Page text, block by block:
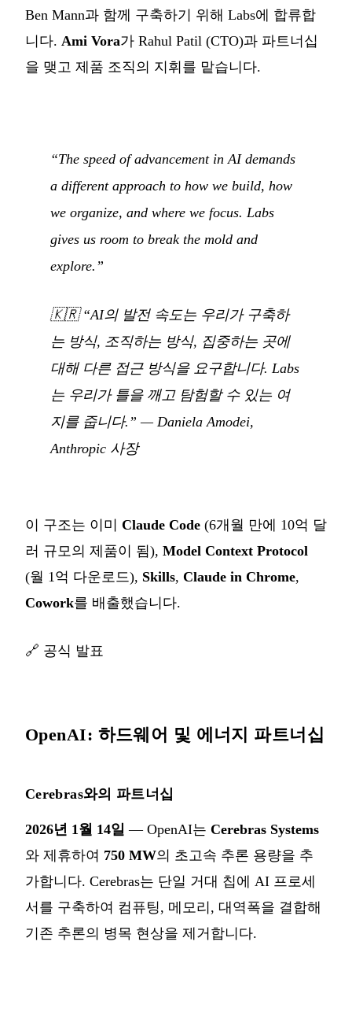
Ben Mann과 함께 구축하기 위해 Labs에 합류합
니다. Ami Vora가 Rahul Patil (CTO)과 파트너십
을 맺고 제품 조직의 지휘를 맡습니다.
“The speed of advancement in AI demands
a different approach to how we build, how
we organize, and where we focus. Labs
gives us room to break the mold and
explore.”
🇰🇷“AI의 발전 속도는 우리가 구축하
는 방식, 조직하는 방식, 집중하는 곳에
대해 다른 접근 방식을 요구합니다. Labs
는 우리가 틀을 깨고 탐험할 수 있는 여
지를 줍니다.” — Daniela Amodei,
Anthropic 사장
이 구조는 이미 Claude Code (6개월 만에 10억 달
러 규모의 제품이 됨), Model Context Protocol
(월 1억 다운로드), Skills, Claude in Chrome,
Cowork를 배출했습니다.
🔗 공식 발표
OpenAI: 하드웨어 및 에너지 파트너십
Cerebras와의 파트너십
2026년 1월 14일 — OpenAI는 Cerebras Systems
와 제휴하여 750 MW의 초고속 추론 용량을 추
가합니다. Cerebras는 단일 거대 칩에 AI 프로세
서를 구축하여 컴퓨팅, 메모리, 대역폭을 결합해
기존 추론의 병목 현상을 제거합니다.